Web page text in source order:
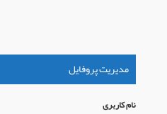
مدیریت پروفایل
نام كاربری